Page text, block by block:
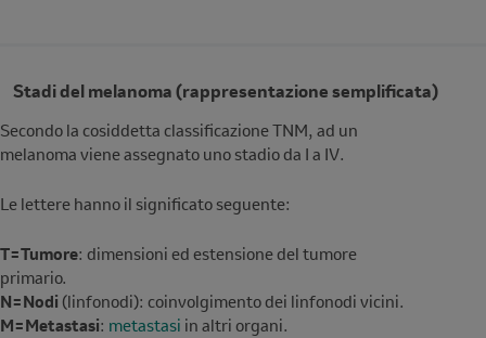
Stadi del melanoma (rappresentazione semplificata)
Secondo la cosiddetta classificazione TNM, ad un
melanoma viene assegnato uno stadio da I a IV.
Le lettere hanno il significato seguente:
T=Tumore: dimensioni ed estensione del tumore
primario.
N=Nodi (linfonodi): coinvolgimento dei linfonodi vicini.
M=Metastasi: metastasi in altri organi.